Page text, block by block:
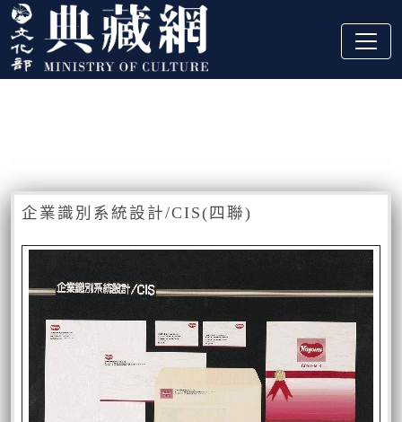
跳到主要內容
:::
企業識別系統設計/CIS(四聯)